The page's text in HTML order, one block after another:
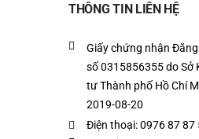
THÔNG TIN LIÊN HỆ
Giấy chứng nhận
số 0315856355 do Sở
tư Thành phố Hồ Chí
2019-08-20
Điện thoại: 0976 87 87